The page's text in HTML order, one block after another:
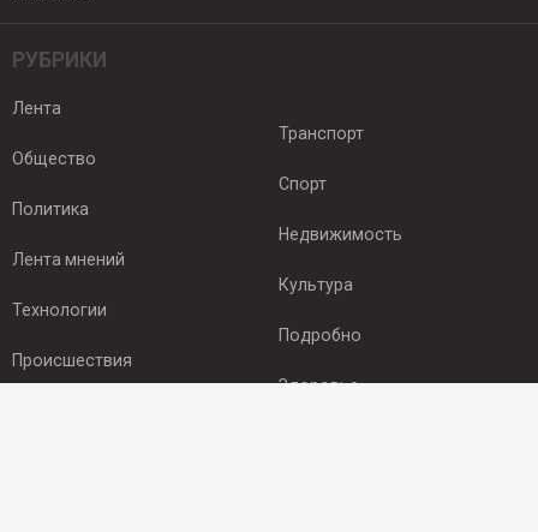
РУБРИКИ
Лента
Общество
Политика
Лента мнений
Технологии
Происшествия
Транспорт
Спорт
Недвижимость
Культура
Подробно
Здоровье